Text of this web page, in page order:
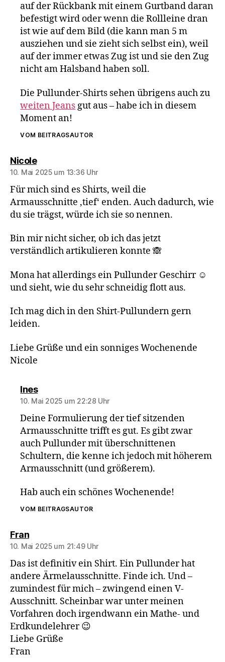
auf der Rückbank mit einem Gurtband daran
befestigt wird oder wenn die Rollleine dran
ist wie auf dem Bild (die kann man 5 m
ausziehen und sie zieht sich selbst ein), weil
auf der immer etwas Zug ist und sie den Zug
nicht am Halsband haben soll.
Die Pullunder-Shirts sehen übrigens auch zu
weiten Jeans gut aus – habe ich in diesem
Moment an!
VOM BEITRAGSAUTOR
Nicolesagt:
10. Mai 2025 um 13:36 Uhr
Für mich sind es Shirts, weil die
Armausschnitte ‚tief‘ enden. Auch dadurch, wie
du sie trägst, würde ich sie so nennen.
Bin mir nicht sicher, ob ich das jetzt
verständlich artikulieren konnte 🙈
Mona hat allerdings ein Pullunder Geschirr ☺️
und sieht, wie du sehr schneidig flott aus.
Ich mag dich in den Shirt-Pullundern gern
leiden.
Liebe Grüße und ein sonniges Wochenende
Nicole
Inessagt:
10. Mai 2025 um 22:28 Uhr
Deine Formulierung der tief sitzenden
Armausschnitte trifft es gut. Es gibt zwar
auch Pullunder mit überschnittenen
Schultern, die kenne ich jedoch mit höherem
Armausschnitt (und größerem).
Hab auch ein schönes Wochenende!
VOM BEITRAGSAUTOR
Fransagt:
10. Mai 2025 um 21:49 Uhr
Das ist definitiv ein Shirt. Ein Pullunder hat
andere Ärmelausschnitte. Finde ich. Und –
zumindest für mich – zwingend einen V-
Ausschnitt. Scheinbar war unter meinen
Vorfahren doch irgendwann ein Mathe- und
Erdkundelehrer 😉
Liebe Grüße
Fran